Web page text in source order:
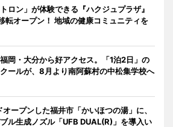
ロン」が体験できる『ハクジュプラザ』
転オープン！ 地域の健康コミュニティを
福岡・大分から好アクセス。「1泊2日」の
ールが、8月より南阿蘇村の中松集学校へ
ープンした福井市「かいほつの湯」に、
ル生成ノズル「UFB DUAL(R)」を導入い